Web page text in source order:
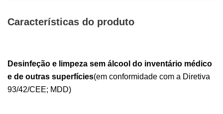
Características do produto
Desinfeção e limpeza sem álcool do inventário médico
e de outras superfícies(em conformidade com a Diretiva
93/42/CEE; MDD)